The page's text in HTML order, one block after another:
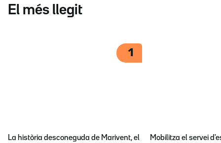
El més llegit
1
La història desconeguda de Marivent, el
Mobilitza el servei